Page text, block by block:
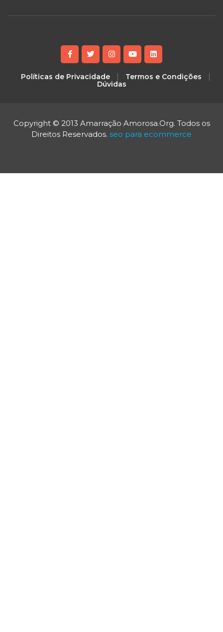
Políticas de Privacidade
Termos e Condições
Dúvidas
Copyright © 2013 Amarração Amorosa.Org. Todos os
Direitos Reservados. seo para ecommerce